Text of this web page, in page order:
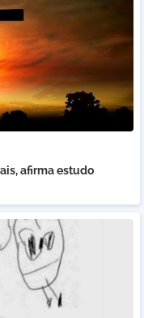
afirma estudo